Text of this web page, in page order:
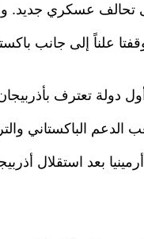
عسكري جديد. وفي
علناً إلى جانب
الدعم الباكستاني